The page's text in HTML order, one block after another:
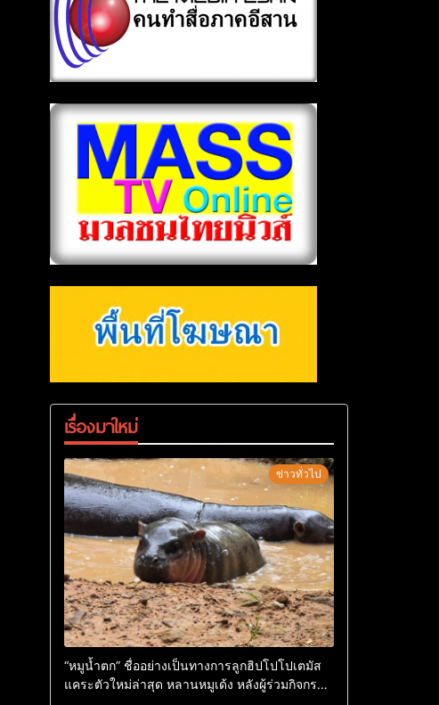
เรื่องมาใหม่
ข่าวทั่วไป
“หมูน้ำตก” ชื่ออย่างเป็นทางการลูกฮิปโปโปเตมัส
แคระตัวใหม่ล่าสุด หลานหมูเด้ง หลังผู้ร่วมกิจกรรม